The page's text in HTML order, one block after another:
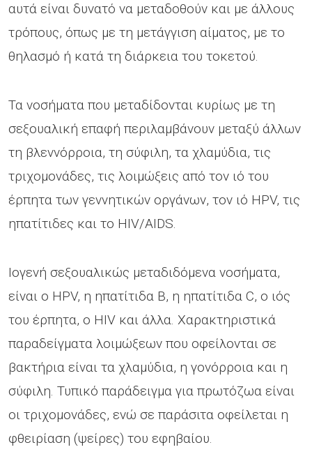
αυτά είναι δυνατό να μεταδοθούν και με άλλους
τρόπους, όπως με τη μετάγγιση αίματος, με το
θηλασμό ή κατά τη διάρκεια του τοκετού.
Τα νοσήματα που μεταδίδονται κυρίως με τη
σεξουαλική επαφή περιλαμβάνουν μεταξύ άλλων
τη βλεννόρροια, τη σύφιλη, τα χλαμύδια, τις
τριχομονάδες, τις λοιμώξεις από τον ιό του
έρπητα των γεννητικών οργάνων, τον ιό HPV, τις
ηπατίτιδες και το HIV/AIDS.
Ιογενή σεξουαλικώς μεταδιδόμενα νοσήματα,
είναι o HPV, η ηπατίτιδα Β, η ηπατίτιδα C, ο ιός
του έρπητα, ο HIV και άλλα. Χαρακτηριστικά
παραδείγματα λοιμώξεων που οφείλονται σε
βακτήρια είναι τα χλαμύδια, η γονόρροια και η
σύφιλη. Τυπικό παράδειγμα για πρωτόζωα είναι
οι τριχομονάδες, ενώ σε παράσιτα οφείλεται η
φθειρίαση (ψείρες) του εφηβαίου.